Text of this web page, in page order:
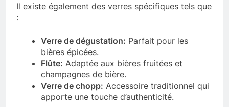
Il existe également des verres spécifiques tels que
:
Verre de dégustation: Parfait pour les
bières épicées.
Flûte: Adaptée aux bières fruitées et
champagnes de bière.
Verre de chopp: Accessoire traditionnel qui
apporte une touche d’authenticité.